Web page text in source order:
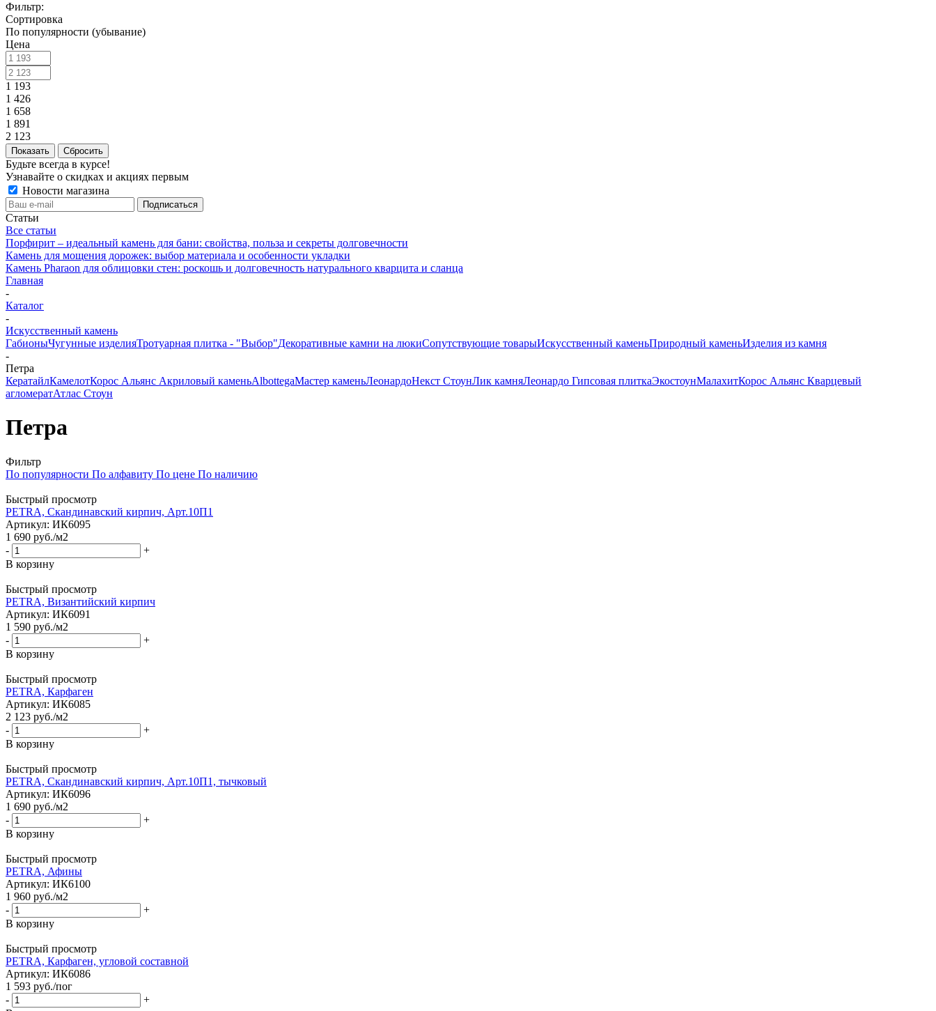
Фильтр:
Сортировка
По популярности (убывание)
Цена
1 193
1 426
1 658
1 891
2 123
Показать Сбросить
Будьте всегда в курсе!
Узнавайте о скидках и акциях первым
Новости магазина
Статьи
Все статьи
Порфирит – идеальный камень для бани: свойства, польза и секреты долговечности
Камень для мощения дорожек: выбор материала и особенности укладки
Камень Pharaon для облицовки стен: роскошь и долговечность натурального кварцита и сланца
Главная
-
Каталог
-
Искусственный камень
ГабионыЧугунные изделияТротуарная плитка - "Выбор"Декоративные камни на люкиСопутствующие товарыИскусственный каменьПриродный каменьИзделия из камня
-
Петра
КератайлКамелотКорос Альянс Акриловый каменьAlbottegaМастер каменьЛеонардоНекст СтоунЛик камняЛеонардо Гипсовая плиткаЭкостоунМалахитКорос Альянс Кварцевый
агломератАтлас Стоун
Петра
Фильтр
По популярности По алфавиту По цене По наличию
Быстрый просмотр
PETRA, Скандинавский кирпич, Арт.10П1
Артикул: ИК6095
1 690 руб./м2
-
+
В корзину
Быстрый просмотр
PETRA, Византийский кирпич
Артикул: ИК6091
1 590 руб./м2
-
+
В корзину
Быстрый просмотр
PETRA, Карфаген
Артикул: ИК6085
2 123 руб./м2
-
+
В корзину
Быстрый просмотр
PETRA, Скандинавский кирпич, Арт.10П1, тычковый
Артикул: ИК6096
1 690 руб./м2
-
+
В корзину
Быстрый просмотр
PETRA, Афины
Артикул: ИК6100
1 960 руб./м2
-
+
В корзину
Быстрый просмотр
PETRA, Карфаген, угловой составной
Артикул: ИК6086
1 593 руб./пог
-
+